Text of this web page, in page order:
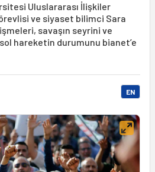
Uluslararası İlişkiler
ve siyaset bilimci Sara
savaşın seyrini ve
hareketin durumunu bianet’e
EN